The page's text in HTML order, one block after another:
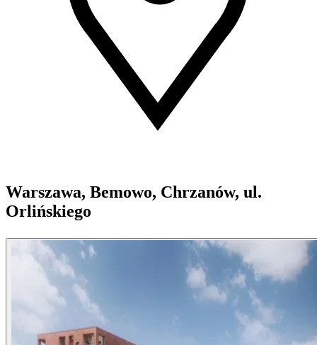
Warszawa, Bemowo, Chrzanów, ul.
Orlińskiego